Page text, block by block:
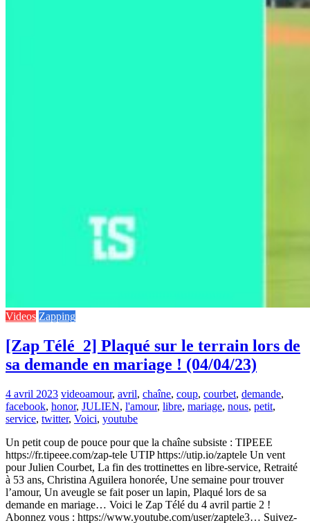
Videos Zapping
[Zap Télé_2] Plaqué sur le terrain lors de
sa demande en mariage ! (04/04/23)
4 avril 2023 videoamour, avril, chaîne, coup, courbet, demande,
facebook, honor, JULIEN, l'amour, libre, mariage, nous, petit,
service, twitter, Voici, youtube
Un petit coup de pouce pour que la chaîne subsiste : TIPEEE
https://fr.tipeee.com/zap-tele UTIP https://utip.io/zaptele Un vent
pour Julien Courbet, La fin des trottinettes en libre-service, Retraité
à 53 ans, Christina Aguilera honorée, Une semaine pour trouver
l’amour, Un aveugle se fait poser un lapin, Plaqué lors de sa
demande en mariage… Voici le Zap Télé du 4 avril partie 2 !
Abonnez vous : https://www.youtube.com/user/zaptele3… Suivez-